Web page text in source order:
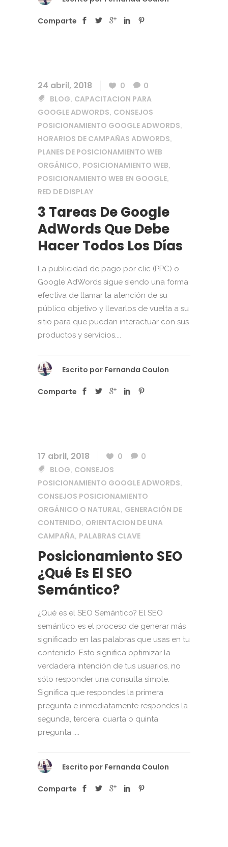
Comparte
24 abril, 2018 0
0
BLOG, CAPACITACION PARA
GOOGLE ADWORDS, CONSEJOS
POSICIONAMIENTO GOOGLE ADWORDS,
HORARIOS DE CAMPAÑAS ADWORDS,
PLANES DE POSICIONAMIENTO WEB
ORGÁNICO, POSICIONAMIENTO WEB,
POSICIONAMIENTO WEB EN GOOGLE,
RED DE DISPLAY
3 Tareas De Google
AdWords Que Debe
Hacer Todos Los Días
La publicidad de pago por clic (PPC) o
Google AdWords sigue siendo una forma
efectiva de llamar la atención de su
público objetivo y llevarlos de vuelta a su
sitio para que puedan interactuar con sus
productos y servicios....
Escrito por Fernanda Coulon
Comparte
17 abril, 2018 0
0
BLOG, CONSEJOS
POSICIONAMIENTO GOOGLE ADWORDS,
CONSEJOS POSICIONAMIENTO
ORGÁNICO O NATURAL, GENERACIÓN DE
CONTENIDO, ORIENTACION DE UNA
CAMPAÑA, PALABRAS CLAVE
Posicionamiento SEO
¿Qué Es El SEO
Semántico?
¿Qué es el SEO Semántico? El SEO
semántico es el proceso de generar más
significado en las palabras que usas en tu
contenido. Esto significa optimizar la
verdadera intención de tus usuarios, no
sólo responder una consulta simple.
Significa que respondes la primera
pregunta e inmediatamente respondes la
segunda, tercera, cuarta o quinta
pregunta ....
Escrito por Fernanda Coulon
Comparte